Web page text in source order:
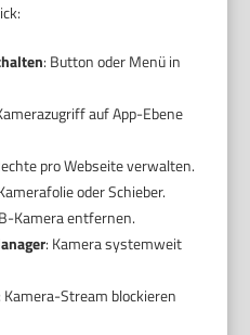
: Button oder Menü in
auf App-Ebene
pro Webseite verwalten.
oder Schieber.
Kamera entfernen.
: Kamera systemweit
Kamera-Stream blockieren